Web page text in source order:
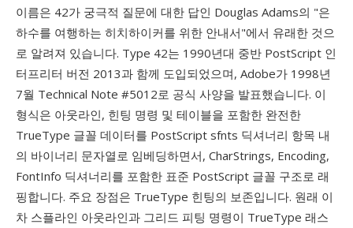
이름은 42가 궁극적 질문에 대한 답인 Douglas Adams의 "은
하수를 여행하는 히치하이커를 위한 안내서"에서 유래한 것으
로 알려져 있습니다. Type 42는 1990년대 중반 PostScript 인
터프리터 버전 2013과 함께 도입되었으며, Adobe가 1998년
7월 Technical Note #5012로 공식 사양을 발표했습니다. 이
형식은 아웃라인, 힌팅 명령 및 테이블을 포함한 완전한
TrueType 글꼴 데이터를 PostScript sfnts 딕셔너리 항목 내
의 바이너리 문자열로 임베딩하면서, CharStrings, Encoding,
FontInfo 딕셔너리를 포함한 표준 PostScript 글꼴 구조로 래
핑합니다. 주요 장점은 TrueType 힌팅의 보존입니다. 원래 이
차 스플라인 아웃라인과 그리드 피팅 명령이 TrueType 래스